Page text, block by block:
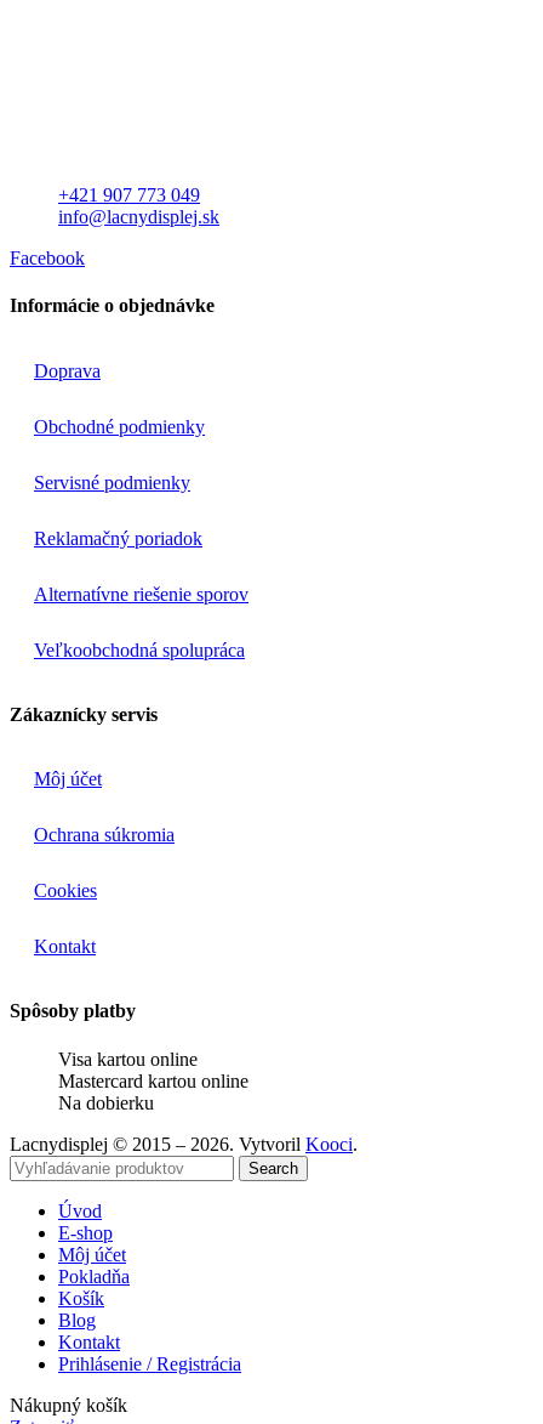
+421 907 773 049
info@lacnydisplej.sk
Facebook
Informácie o objednávke
Doprava
Obchodné podmienky
Servisné podmienky
Reklamačný poriadok
Alternatívne riešenie sporov
Veľkoobchodná spolupráca
Zákaznícky servis
Môj účet
Ochrana súkromia
Cookies
Kontakt
Spôsoby platby
Visa kartou online
Mastercard kartou online
Na dobierku
Lacnydisplej © 2015 – 2026. Vytvoril Kooci.
Search
Úvod
E-shop
Môj účet
Pokladňa
Košík
Blog
Kontakt
Prihlásenie / Registrácia
Nákupný košík